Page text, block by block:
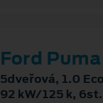
Ford
5dveřová, 1.0
92 kW/125 k,